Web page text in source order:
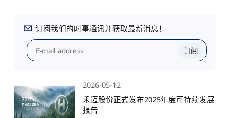
订阅我们的时事通讯并获取最新消息！
订阅
2026-05-12
禾迈股份正式发布2025年度可持续发展
报告